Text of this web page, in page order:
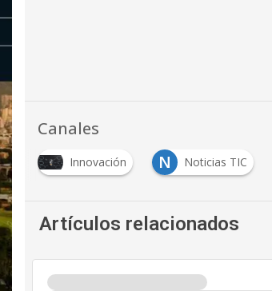
Canales
Innovación N Noticias TIC
Artículos relacionados